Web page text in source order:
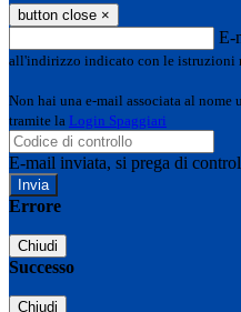
button close ×
E-
all'indirizzo indicato con le istruzioni
Non hai una e-mail associata al nome
tramite la Login Spaggiari
E-mail inviata, si prega di
Errore
Chiudi
Successo
Chiudi